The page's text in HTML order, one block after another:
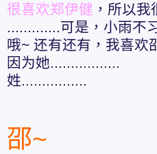
很喜欢郑伊健 ，所以
.............可是，小雨不
哦~ 还有还有，我喜欢
因为她.................
姓................
邵~